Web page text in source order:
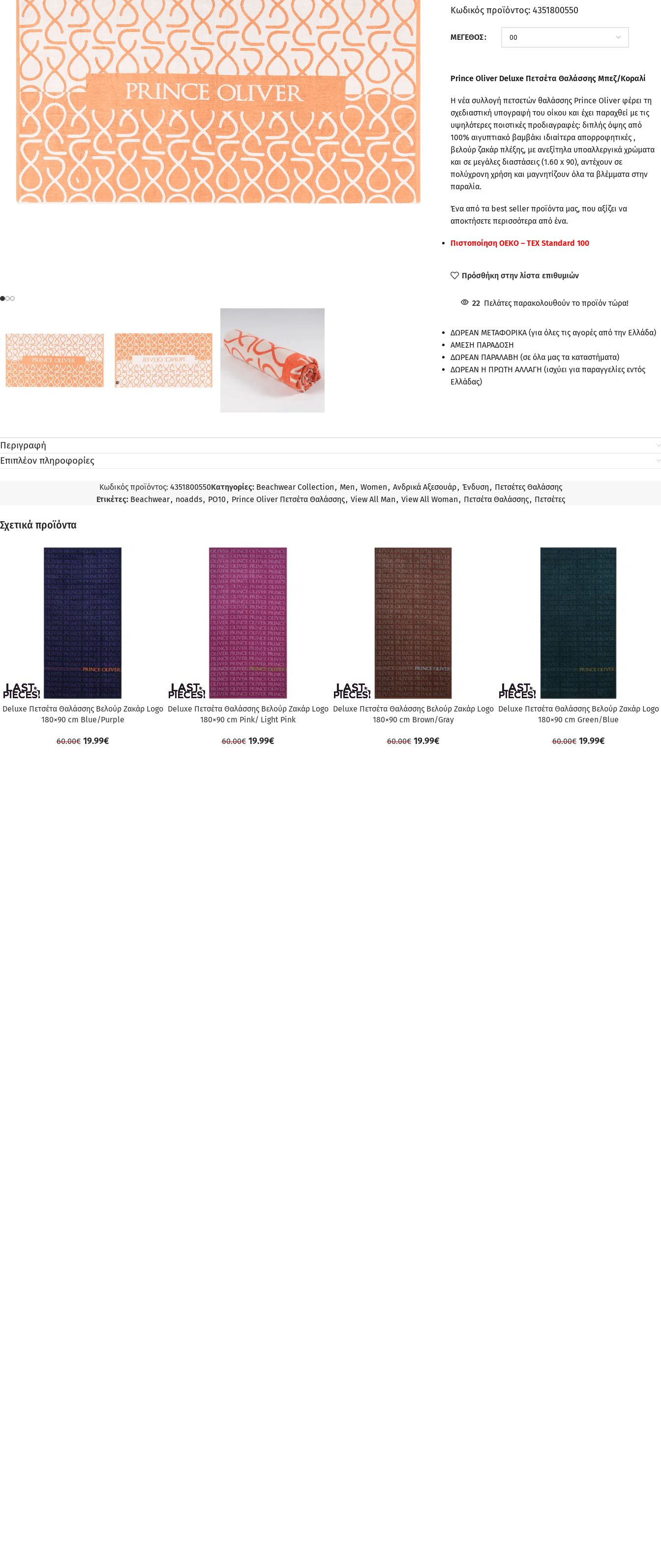
Κωδικός προϊόντος: 4351800550
ΜΈΓΕΘΟΣ
Prince Oliver Deluxe Πετσέτα Θαλάσσης Μπεζ/Κοραλί
Η νέα συλλογή πετσετών θαλάσσης Prince Oliver φέρει τη
σχεδιαστική υπογραφή του οίκου και έχει παραχθεί με τις
υψηλότερες ποιοτικές προδιαγραφές: διπλής όψης από
100% αιγυπτιακό βαμβάκι ιδιαίτερα απορροφητικές ,
βελούρ ζακάρ πλέξης, με ανεξίτηλα υποαλλεργικά χρώματα
και σε μεγάλες διαστάσεις (1.60 x 90), αντέχουν σε
πολύχρονη χρήση και μαγνητίζουν όλα τα βλέμματα στην
παραλία.
Ένα από τα best seller προϊόντα μας, που αξίζει να
αποκτήσετε περισσότερα από ένα.
Πιστοποίηση ΟΕΚΟ – ΤΕΧ Standard 100
Πρόσθήκη στην λίστα επιθυμιών
22 Πελάτες παρακολουθούν το προϊόν τώρα!
ΔΩΡΕΑΝ ΜΕΤΑΦΟΡΙΚΑ (για όλες τις αγορές από την Ελλάδα)
ΑΜΕΣΗ ΠΑΡΑΔΟΣΗ
ΔΩΡΕΑΝ ΠΑΡΑΛΑΒΗ (σε όλα μας τα καταστήματα)
ΔΩΡΕΑΝ Η ΠΡΩΤΗ ΑΛΛΑΓΗ (ισχύει για παραγγελίες εντός
Ελλάδας)
Περιγραφή
Επιπλέον πληροφορίες
Κωδικός προϊόντος: 4351800550Κατηγορίες: Beachwear Collection , Men , Women , Ανδρικά Αξεσουάρ, Ένδυση , Πετσέτες Θαλάσσης
Ετικέτες: Beachwear, noadds, PO10 , Prince Oliver Πετσέτα Θαλάσσης, View All Man , View All Woman , Πετσέτα Θαλάσσης, Πετσέτες
Σχετικά προϊόντα
Deluxe Πετσέτα Θαλάσσης Βελούρ Ζακάρ Logo
180×90 cm Blue/Purple
60.00€ 19.99€
Deluxe Πετσέτα Θαλάσσης Βελούρ Ζακάρ Logo
180×90 cm Pink/ Light Pink
60.00€ 19.99€
Deluxe Πετσέτα Θαλάσσης Βελούρ Ζακάρ Logo
180×90 cm Brown/Gray
60.00€ 19.99€
Deluxe Πετσέτα Θαλάσσης Βελούρ Ζακάρ Logo
180×90 cm Green/Blue
60.00€ 19.99€